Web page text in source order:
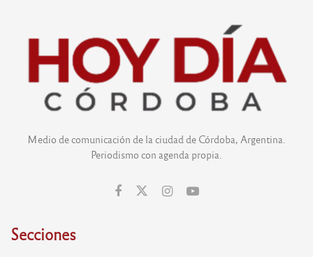
Medio de comunicación de la ciudad de Córdoba, Argentina.
Periodismo con agenda propia.
Secciones